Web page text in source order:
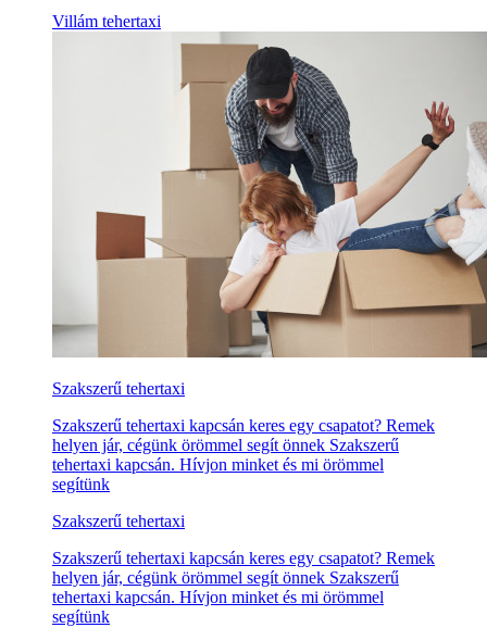
Villám tehertaxi
Szakszerű tehertaxi
Szakszerű tehertaxi kapcsán keres egy csapatot? Remek
helyen jár, cégünk örömmel segít önnek Szakszerű
tehertaxi kapcsán. Hívjon minket és mi örömmel
segítünk
Szakszerű tehertaxi
Szakszerű tehertaxi kapcsán keres egy csapatot? Remek
helyen jár, cégünk örömmel segít önnek Szakszerű
tehertaxi kapcsán. Hívjon minket és mi örömmel
segítünk